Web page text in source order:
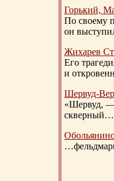
Горький,
По своему
он
Жихарев
Его
и
Шервуд-
«Шервуд, —
скверный…